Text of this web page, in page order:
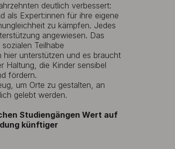
deutlich verbessert:
als Expert:innen für ihre eigene
zu kämpfen. Jedes
angewiesen. Das
Teilhabe
unterstützen und es braucht
Haltung, die Kinder sensibel
fördern.
um Orte zu gestalten, an
gelebt werden.
Studiengängen Wert auf
künftiger